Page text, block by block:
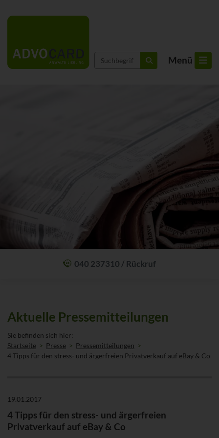
Suchbegriffe suchen Menü
040 237310 / Rückruf
Aktuelle Pressemitteilungen
Sie befinden sich hier:
Startseite
Presse
Pressemitteilungen
4 Tipps für den stress- und ärgerfreien Privatverkauf auf eBay & Co
19.01.2017
4 Tipps für den stress- und ärgerfreien
Privatverkauf auf eBay & Co